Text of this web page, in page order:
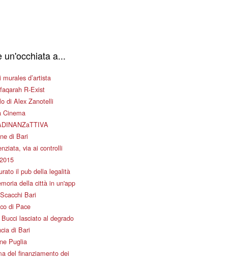
un'occhiata a...
murales d’artista
R-Exist
di Alex Zanotelli
Cinema
di Bari
via ai controlli
il pub della legalità
della città in un'app
Bari
di Pace
Bucci lasciato al degrado
di Bari
Puglia
del finanziamento dei